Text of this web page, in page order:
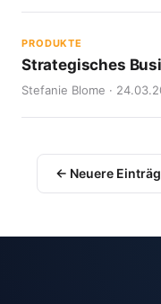
PRODUKTE
Strategisches
Stefanie Blome ·
← Neuere